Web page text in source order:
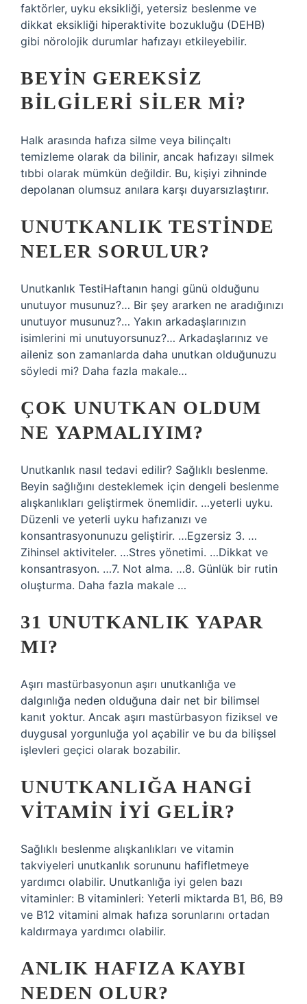
faktörler, uyku eksikliği, yetersiz beslenme ve
dikkat eksikliği hiperaktivite bozukluğu (DEHB)
gibi nörolojik durumlar hafızayı etkileyebilir.
BEYIN GEREKSIZ
BILGILERI SILER MI?
Halk arasında hafıza silme veya bilinçaltı
temizleme olarak da bilinir, ancak hafızayı silmek
tıbbi olarak mümkün değildir. Bu, kişiyi zihninde
depolanan olumsuz anılara karşı duyarsızlaştırır.
UNUTKANLIK TESTINDE
NELER SORULUR?
Unutkanlık TestiHaftanın hangi günü olduğunu
unutuyor musunuz?… Bir şey ararken ne aradığınızı
unutuyor musunuz?… Yakın arkadaşlarınızın
isimlerini mi unutuyorsunuz?… Arkadaşlarınız ve
aileniz son zamanlarda daha unutkan olduğunuzu
söyledi mi? Daha fazla makale…
ÇOK UNUTKAN OLDUM
NE YAPMALIYIM?
Unutkanlık nasıl tedavi edilir? Sağlıklı beslenme.
Beyin sağlığını desteklemek için dengeli beslenme
alışkanlıkları geliştirmek önemlidir. …yeterli uyku.
Düzenli ve yeterli uyku hafızanızı ve
konsantrasyonunuzu geliştirir. …Egzersiz 3. …
Zihinsel aktiviteler. …Stres yönetimi. …Dikkat ve
konsantrasyon. …7. Not alma. …8. Günlük bir rutin
oluşturma. Daha fazla makale …
31 UNUTKANLIK YAPAR
MI?
Aşırı mastürbasyonun aşırı unutkanlığa ve
dalgınlığa neden olduğuna dair net bir bilimsel
kanıt yoktur. Ancak aşırı mastürbasyon fiziksel ve
duygusal yorgunluğa yol açabilir ve bu da bilişsel
işlevleri geçici olarak bozabilir.
UNUTKANLIĞA HANGI
VITAMIN IYI GELIR?
Sağlıklı beslenme alışkanlıkları ve vitamin
takviyeleri unutkanlık sorununu hafifletmeye
yardımcı olabilir. Unutkanlığa iyi gelen bazı
vitaminler: B vitaminleri: Yeterli miktarda B1, B6, B9
ve B12 vitamini almak hafıza sorunlarını ortadan
kaldırmaya yardımcı olabilir.
ANLIK HAFIZA KAYBI
NEDEN OLUR?